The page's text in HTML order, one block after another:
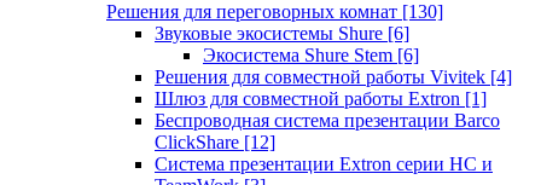
Решения для переговорных комнат [130]
Звуковые экосистемы Shure [6]
Экосистема Shure Stem [6]
Решения для совместной работы Vivitek [4]
Шлюз для совместной работы Extron [1]
Беспроводная система презентации Barco
ClickShare [12]
Система презентации Extron серии HC и